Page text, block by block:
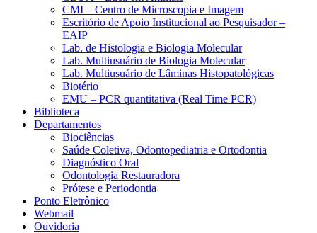
CMI – Centro de Microscopia e Imagem
Escritório de Apoio Institucional ao Pesquisador –
EAIP
Lab. de Histologia e Biologia Molecular
Lab. Multiusuário de Biologia Molecular
Lab. Multiusuário de Lâminas Histopatológicas
Biotério
EMU – PCR quantitativa (Real Time PCR)
Biblioteca
Departamentos
Biociências
Saúde Coletiva, Odontopediatria e Ortodontia
Diagnóstico Oral
Odontologia Restauradora
Prótese e Periodontia
Ponto Eletrônico
Webmail
Ouvidoria